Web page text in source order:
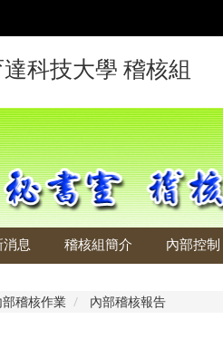
科技大學 稽核組
消息 稽核組簡介 內部控制
部稽核作業 內部稽核報告